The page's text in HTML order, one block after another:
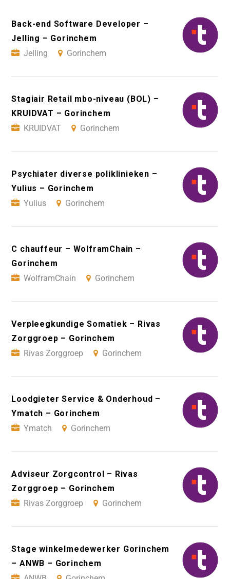
Back-end Software Developer –
Jelling – Gorinchem
Jelling
Gorinchem
Stagiair Retail mbo-niveau (BOL) –
KRUIDVAT – Gorinchem
KRUIDVAT
Gorinchem
Psychiater diverse poliklinieken –
Yulius – Gorinchem
Yulius
Gorinchem
C chauffeur – WolframChain –
Gorinchem
WolframChain
Gorinchem
Verpleegkundige Somatiek – Rivas
Zorggroep – Gorinchem
Rivas Zorggroep
Gorinchem
Loodgieter Service & Onderhoud –
Ymatch – Gorinchem
Ymatch
Gorinchem
Adviseur Zorgcontrol – Rivas
Zorggroep – Gorinchem
Rivas Zorggroep
Gorinchem
Stage winkelmedewerker Gorinchem
– ANWB – Gorinchem